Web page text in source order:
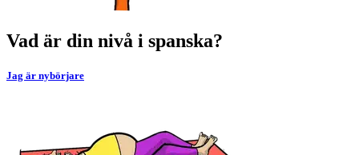
Vad är din nivå i spanska?
Jag är nybörjare